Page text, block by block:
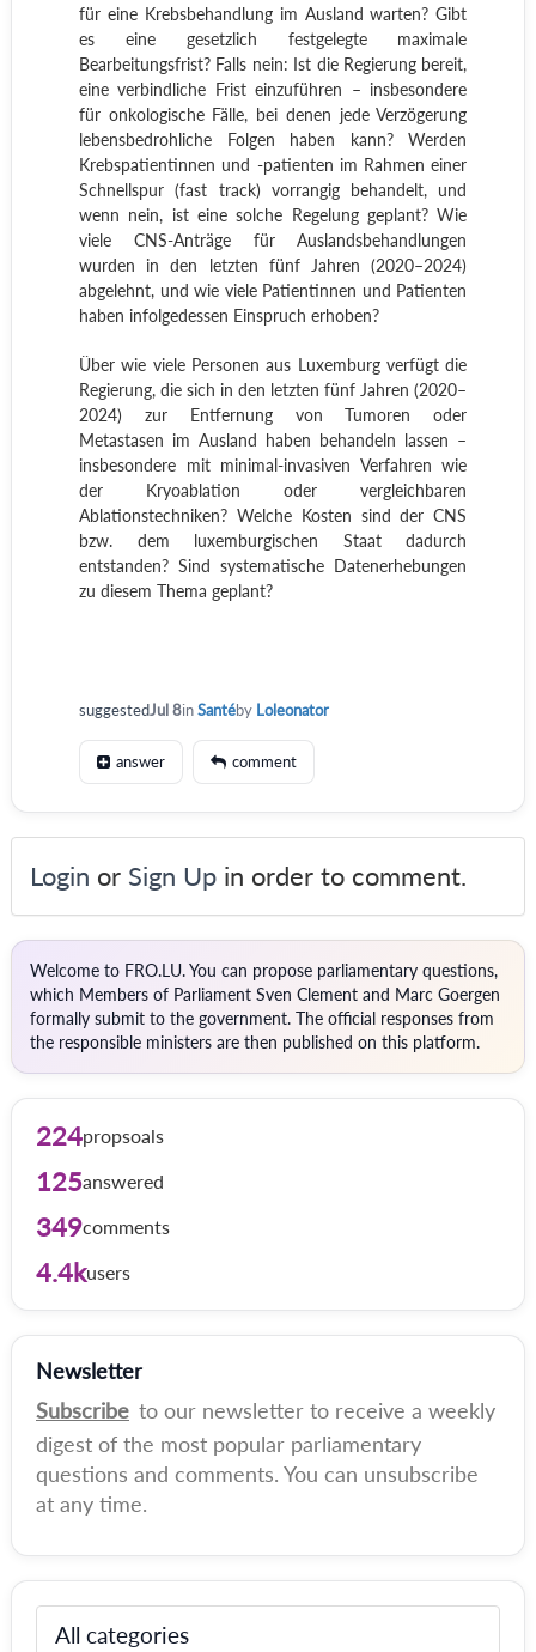
für eine Krebsbehandlung im Ausland warten? Gibt
es eine gesetzlich festgelegte maximale
Bearbeitungsfrist? Falls nein: Ist die Regierung bereit,
eine verbindliche Frist einzuführen – insbesondere
für onkologische Fälle, bei denen jede Verzögerung
lebensbedrohliche Folgen haben kann? Werden
Krebspatientinnen und -patienten im Rahmen einer
Schnellspur (fast track) vorrangig behandelt, und
wenn nein, ist eine solche Regelung geplant? Wie
viele CNS-Anträge für Auslandsbehandlungen
wurden in den letzten fünf Jahren (2020–2024)
abgelehnt, und wie viele Patientinnen und Patienten
haben infolgedessen Einspruch erhoben?
Über wie viele Personen aus Luxemburg verfügt die
Regierung, die sich in den letzten fünf Jahren (2020–
2024) zur Entfernung von Tumoren oder
Metastasen im Ausland haben behandeln lassen –
insbesondere mit minimal-invasiven Verfahren wie
der Kryoablation oder vergleichbaren
Ablationstechniken? Welche Kosten sind der CNS
bzw. dem luxemburgischen Staat dadurch
entstanden? Sind systematische Datenerhebungen
zu diesem Thema geplant?
suggestedJul 8inSantéby Loleonator
answer comment
Login or Sign Up in order to comment.
Welcome to FRO.LU. You can propose parliamentary questions,
which Members of Parliament Sven Clement and Marc Goergen
formally submit to the government. The official responses from
the responsible ministers are then published on this platform.
224propsoals
125answered
349comments
4.4kusers
Newsletter
Subscribe to our newsletter to receive a weekly
digest of the most popular parliamentary
questions and comments. You can unsubscribe
at any time.
All categories